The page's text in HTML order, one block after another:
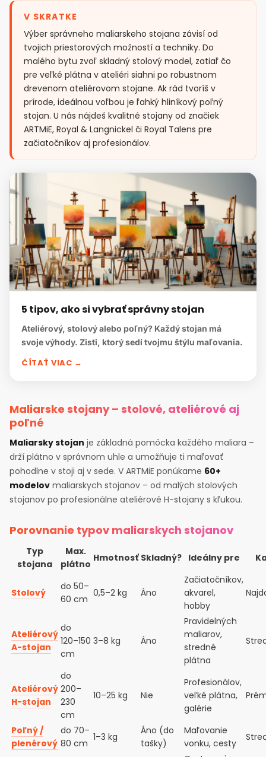
V SKRATKE
Výber správneho maliarskeho stojana závisí od
tvojich priestorových možností a techniky. Do
malého bytu zvoľ skladný stolový model, zatiaľ čo
pre veľké plátna v ateliéri siahni po robustnom
drevenom ateliérovom stojane. Ak rád tvoríš v
prírode, ideálnou voľbou je ľahký hliníkový poľný
stojan. U nás nájdeš kvalitné stojany od značiek
ARTMiE, Royal & Langnickel či Royal Talens pre
začiatočníkov aj profesionálov.
5 tipov, ako si vybrať správny stojan
Ateliérový, stolový alebo poľný? Každý stojan má
svoje výhody. Zisti, ktorý sedí tvojmu štýlu maľovania.
ČÍTAŤ VIAC →
Maliarske stojany – stolové, ateliérové aj
poľné
Maliarsky stojan je základná pomôcka každého maliara –
drží plátno v správnom uhle a umožňuje ti maľovať
pohodlne v stoji aj v sede. V ARTMiE ponúkame 60+
modelov maliarskych stojanov – od malých stolových
stojanov po profesionálne ateliérové H-stojany s kľukou.
Porovnanie typov maliarskych stojanov
Typ
stojana
Max.
plátno
Hmotnosť Skladný? Ideálny pre
Stolový
do 50–
60 cm
0,5–2 kg Áno
Začiatočníkov,
akvarel,
hobby
Ateliérový
A-stojan
do
120–150
cm
3–8 kg Áno
Pravidelných
maliarov,
stredné
plátna
Ateliérový
H-stojan
do
200–
230
cm
10–25 kg Nie
Profesionálov,
veľké plátna,
galérie
Poľný /
plenérový
do 70–
80 cm
1–3 kg
Áno (do
tašky)
Maľovanie
vonku, cesty